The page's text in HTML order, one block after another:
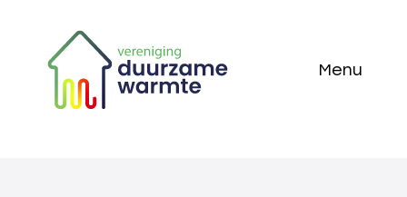
content
Menu